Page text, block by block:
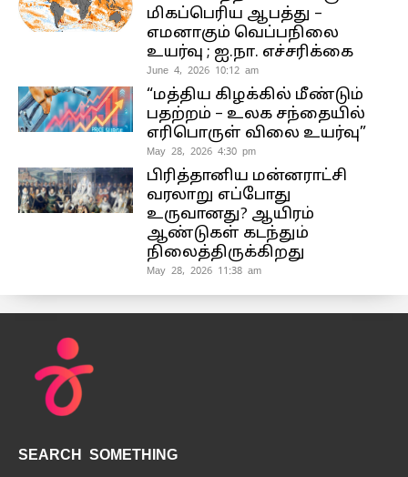
மிகப்பெரிய ஆபத்து –
எமனாகும் வெப்பநிலை
உயர்வு ; ஐ.நா. எச்சரிக்கை
June 4, 2026 10:12 am
“மத்திய கிழக்கில் மீண்டும்
பதற்றம் – உலக சந்தையில்
எரிபொருள் விலை உயர்வு”
May 28, 2026 4:30 pm
பிரித்தானிய மன்னராட்சி
வரலாறு எப்போது
உருவானது? ஆயிரம்
ஆண்டுகள் கடந்தும்
நிலைத்திருக்கிறது
May 28, 2026 11:38 am
SEARCH SOMETHING